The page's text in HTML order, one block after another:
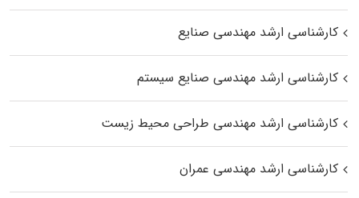
کارشناسی ارشد مهندسی صنایع
کارشناسی ارشد مهندسی صنایع سیستم
کارشناسی ارشد مهندسی طراحی محیط زیست
کارشناسی ارشد مهندسی عمران